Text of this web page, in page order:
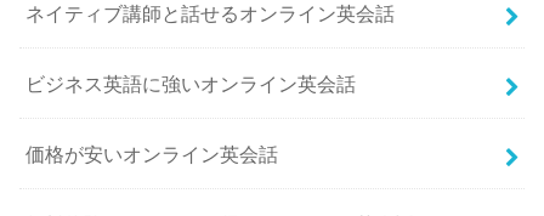
ネイティブ講師と話せるオンライン英会話
ビジネス英語に強いオンライン英会話
価格が安いオンライン英会話